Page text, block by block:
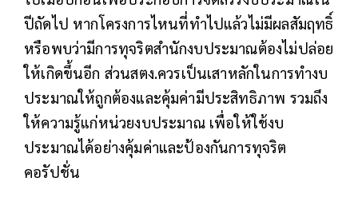
ปีถัดไป หากโครงการไหนที่ทำไปแล้วไม่มีผลสัมฤทธิ์
หรือพบว่ามีการทุจริตสำนักงบประมาณต้องไม่ปล่อย
ให้เกิดขึ้นอีก ส่วนสตง.ควรเป็นเสาหลักในการทำงบ
ประมาณให้ถูกต้องและคุ้มค่ามีประสิทธิภาพ รวมถึง
ให้ความรู้แก่หน่วยงบประมาณ เพื่อให้ใช้งบ
ประมาณได้อย่างคุ้มค่าและป้องกันการทุจริต
คอรัปชั่น